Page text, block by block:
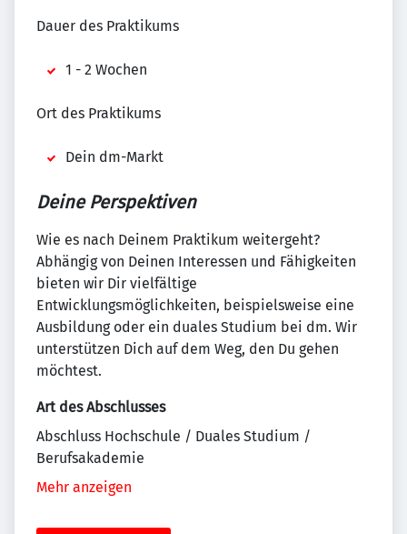
Dauer des Praktikums
1 - 2 Wochen
Ort des Praktikums
Dein dm-Markt
Deine Perspektiven
Wie es nach Deinem Praktikum weitergeht?
Abhängig von Deinen Interessen und Fähigkeiten
bieten wir Dir vielfältige
Entwicklungsmöglichkeiten, beispielsweise eine
Ausbildung oder ein duales Studium bei dm. Wir
unterstützen Dich auf dem Weg, den Du gehen
möchtest.
Art des Abschlusses
Abschluss Hochschule / Duales Studium /
Berufsakademie
Mehr anzeigen